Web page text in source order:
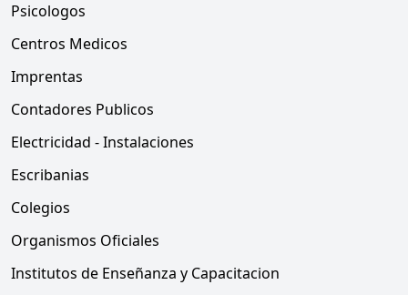
Psicologos
Centros Medicos
Imprentas
Contadores Publicos
Electricidad - Instalaciones
Escribanias
Colegios
Organismos Oficiales
Institutos de Enseñanza y Capacitacion